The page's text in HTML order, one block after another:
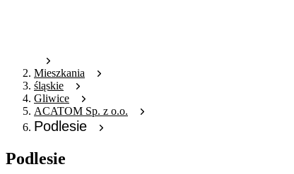
Mieszkania
śląskie
Gliwice
ACATOM Sp. z o.o.
Podlesie
Podlesie